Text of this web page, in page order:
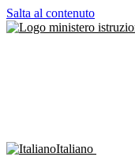
Salta al contenuto
Italiano